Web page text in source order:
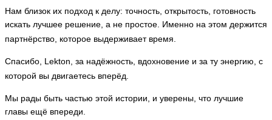
Нам близок их подход к делу: точность, открытость, готовность
искать лучшее решение, а не простое. Именно на этом держится
партнёрство, которое выдерживает время.
Спасибо, Lekton, за надёжность, вдохновение и за ту энергию, с
которой вы двигаетесь вперёд.
Мы рады быть частью этой истории, и уверены, что лучшие
главы ещё впереди.